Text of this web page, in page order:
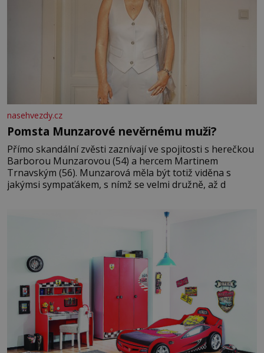
nasehvezdy.cz
Pomsta Munzarové nevěrnému muži?
Přímo skandální zvěsti zaznívají ve spojitosti s herečkou
Barborou Munzarovou (54) a hercem Martinem
Trnavským (56). Munzarová měla být totiž viděna s
jakýmsi sympaťákem, s nímž se velmi družně, až d